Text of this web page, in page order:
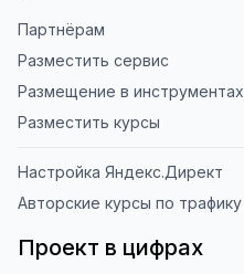
Партнёрам
Разместить сервис
Размещение в инструментах
Разместить курсы
Настройка Яндекс.Директ
Авторские курсы по трафику
Проект в цифрах